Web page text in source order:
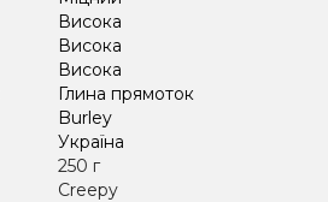
Висока
Висока
Висока
Глина прямоток
Burley
Україна
250 г
Creepy